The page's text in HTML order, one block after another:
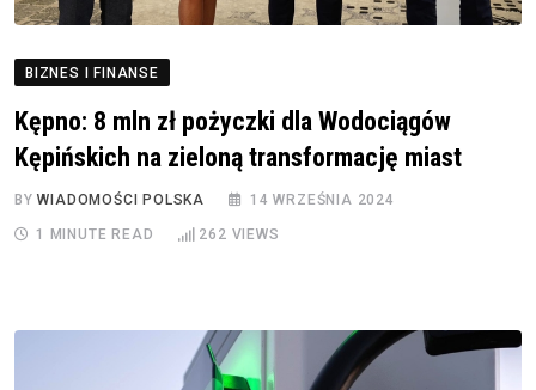
BIZNES I FINANSE
Kępno: 8 mln zł pożyczki dla Wodociągów
Kępińskich na zieloną transformację miast
BYWIADOMOŚCI POLSKA 14 WRZEŚNIA 2024
1 MINUTE READ 262 VIEWS